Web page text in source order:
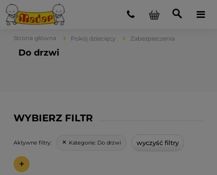
Strona główna Pokój dziecięcy Zabezpieczenia
Do drzwi
WYBIERZ FILTR
Aktywne filtry: Kategorie: Do drzwi wyczyść filtry
+